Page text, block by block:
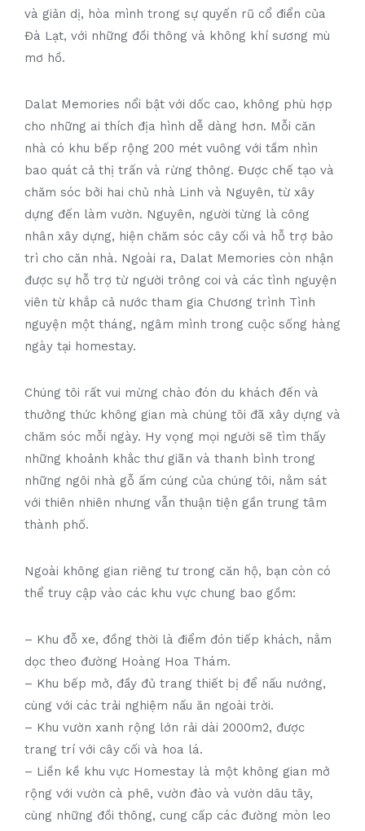
và giản dị, hòa mình trong sự quyến rũ cổ điển của
Đà Lạt, với những đồi thông và không khí sương mù
mơ hồ.
Dalat Memories nổi bật với dốc cao, không phù hợp
cho những ai thích địa hình dễ dàng hơn. Mỗi căn
nhà có khu bếp rộng 200 mét vuông với tầm nhìn
bao quát cả thị trấn và rừng thông. Được chế tạo và
chăm sóc bởi hai chủ nhà Linh và Nguyên, từ xây
dựng đến làm vườn. Nguyên, người từng là công
nhân xây dựng, hiện chăm sóc cây cối và hỗ trợ bảo
trì cho căn nhà. Ngoài ra, Dalat Memories còn nhận
được sự hỗ trợ từ người trông coi và các tình nguyện
viên từ khắp cả nước tham gia Chương trình Tình
nguyện một tháng, ngâm mình trong cuộc sống hàng
ngày tại homestay.
Chúng tôi rất vui mừng chào đón du khách đến và
thưởng thức không gian mà chúng tôi đã xây dựng và
chăm sóc mỗi ngày. Hy vọng mọi người sẽ tìm thấy
những khoảnh khắc thư giãn và thanh bình trong
những ngôi nhà gỗ ấm cúng của chúng tôi, nằm sát
với thiên nhiên nhưng vẫn thuận tiện gần trung tâm
thành phố.
Ngoài không gian riêng tư trong căn hộ, bạn còn có
thể truy cập vào các khu vực chung bao gồm:
– Khu đỗ xe, đồng thời là điểm đón tiếp khách, nằm
dọc theo đường Hoàng Hoa Thám.
– Khu bếp mở, đầy đủ trang thiết bị để nấu nướng,
cùng với các trải nghiệm nấu ăn ngoài trời.
– Khu vườn xanh rộng lớn rải dài 2000m2, được
trang trí với cây cối và hoa lá.
– Liền kề khu vực Homestay là một không gian mở
rộng với vườn cà phê, vườn đào và vườn dâu tây,
cùng những đồi thông, cung cấp các đường mòn leo